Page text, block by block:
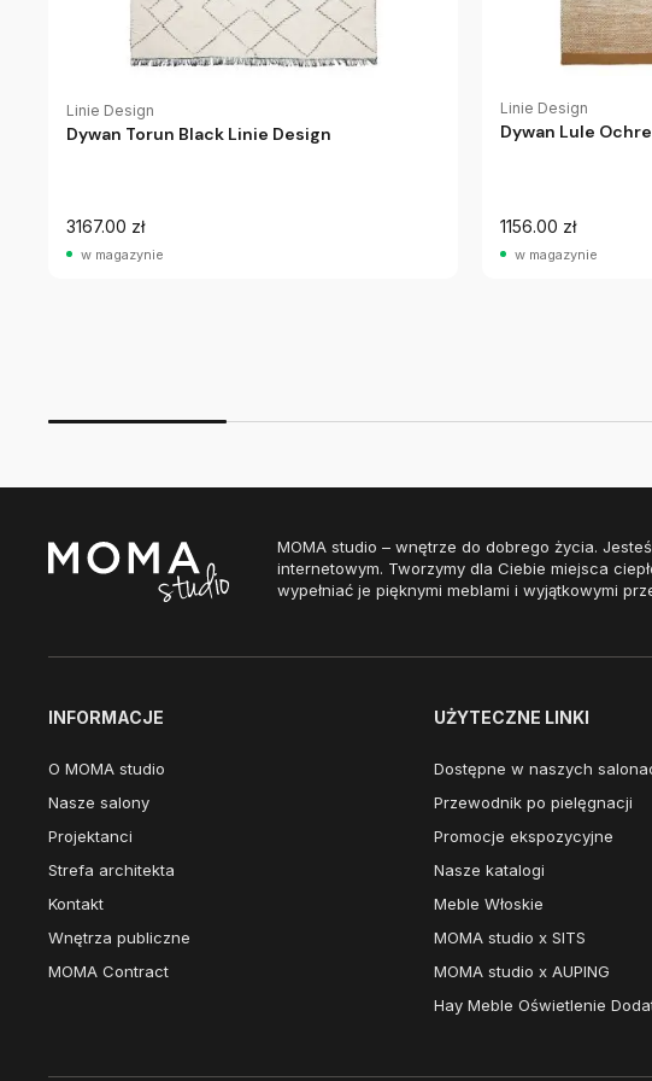
Linie Design
Dywan Torun Black Linie Design
3167.00 zł
w magazynie
Linie Design
Dywan Lule
1156.00 zł
w magazynie
MOMA studio – wnętrze do dobrego życia.
internetowym. Tworzymy dla Ciebie miejsca
wypełniać je pięknymi meblami i wyjątkowymi
INFORMACJE
O MOMA studio
Nasze salony
Projektanci
Strefa architekta
Kontakt
Wnętrza publiczne
MOMA Contract
UŻYTECZNE LINKI
Dostępne w naszych
Przewodnik po pielęgnacji
Promocje ekspozycyjne
Nasze katalogi
Meble Włoskie
MOMA studio x SITS
MOMA studio x AUPING
Hay Meble Oświetlenie